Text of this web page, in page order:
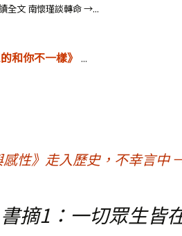
全文 南懷瑾談轉命 →...
和你不一樣》 ...
性》走入歷史，不幸言中
摘1：一切眾生皆